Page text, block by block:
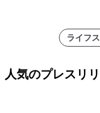
ライフ
人気のプレスリ